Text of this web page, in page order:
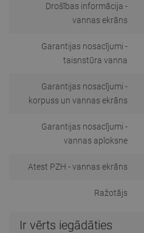
Drošības informācija -
vannas ekrāns
Garantijas nosacījumi -
taisnstūra vanna
Garantijas nosacījumi -
korpuss un vannas ekrāns
Garantijas nosacījumi -
vannas aploksne
Atest PZH - vannas ekrāns
Ražotājs
Ir vērts iegādāties